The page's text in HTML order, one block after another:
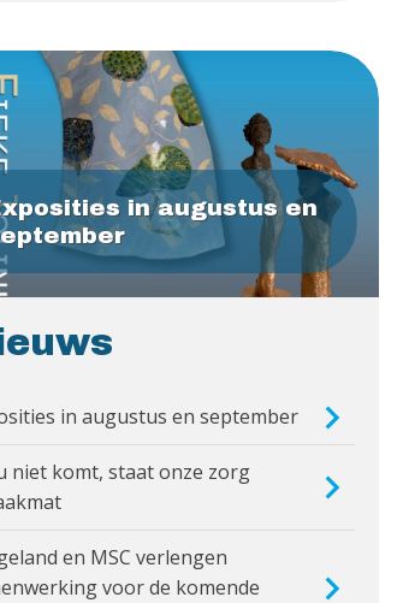
in augustus en
in augustus en september
niet komt, staat onze zorg
en MSC verlengen
voor de komende